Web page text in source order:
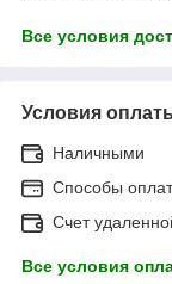
Все условия
Условия
Наличными
Способы
Счет
Все условия